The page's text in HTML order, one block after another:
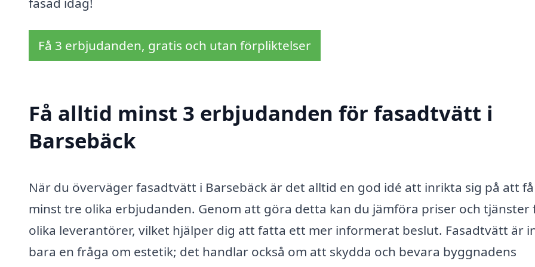
Få 3 erbjudanden, gratis och utan förpliktelser
Få alltid minst 3 erbjudanden för fasadtvätt i
Barsebäck
När du överväger fasadtvätt i Barsebäck är det alltid en god idé att inrikta sig på att få
minst tre olika erbjudanden. Genom att göra detta kan du jämföra priser och tjänster
olika leverantörer, vilket hjälper dig att fatta ett mer informerat beslut. Fasadtvätt är
bara en fråga om estetik; det handlar också om att skydda och bevara byggnadens